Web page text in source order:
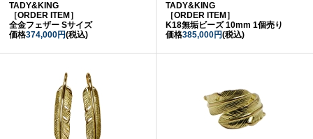
TADY&KING
［ORDER ITEM］
全金フェザー Sサイズ
価格374,000円(税込)
TADY&KING
［ORDER ITEM］
K18無垢ビーズ 10mm 1個売り
価格385,000円(税込)